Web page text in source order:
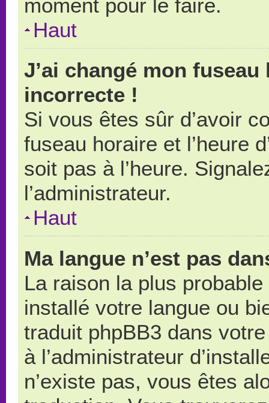
moment pour le faire.
Haut
J’ai changé mon
incorrecte !
Si vous êtes sûr d’avoir
fuseau horaire et l’heure
soit pas à l’heure.
l’administrateur.
Haut
Ma langue n’est pas
La raison la plus probable
installé votre langue ou
traduit phpBB3 dans
à l’administrateur
n’existe pas, vous êtes